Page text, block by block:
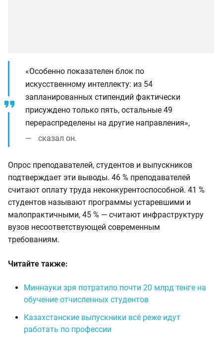
«Особенно показателен блок по
искусственному интеллекту: из 54
запланированных стипендий фактически
присуждено только пять, остальные 49
перераспределены на другие направления»,
сказал он.
Опрос преподавателей, студентов и выпускников
подтверждает эти выводы. 46 % преподавателей
считают оплату труда неконкурентоспособной. 41 %
студентов называют программы устаревшими и
малопрактичными, 45 % — считают инфраструктуру
вузов несоответствующей современным
требованиям.
Читайте также:
Миннауки зря потратило почти 20 млрд тенге на
обучение отчисленных студентов
Казахстанские выпускники всё реже идут
работать по профессии